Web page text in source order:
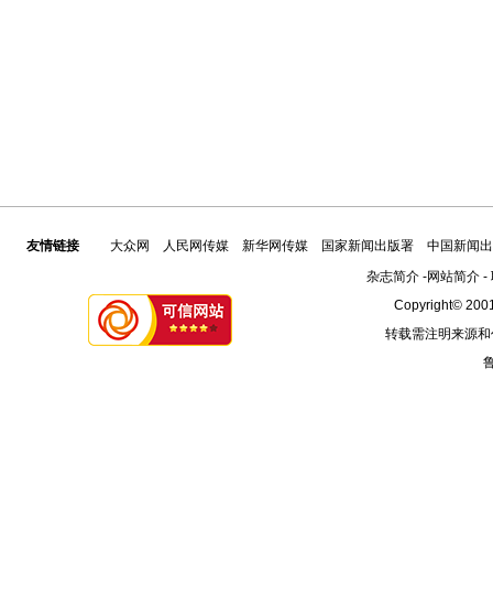
友情链接 大众网 人民网传媒 新华网传媒 国家新闻出版署
中国新闻
杂志简介-网站简介-
Copyright©
转载需注明来源